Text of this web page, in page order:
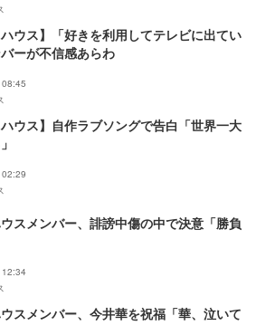
ハウス】「好きを利用してテレビに出てい
ーが不信感あらわ
ハウス】自作ラブソングで告白「世界一大
スメンバー、誹謗中傷の中で決意「勝負
スメンバー、今井華を祝福「華、泣いて